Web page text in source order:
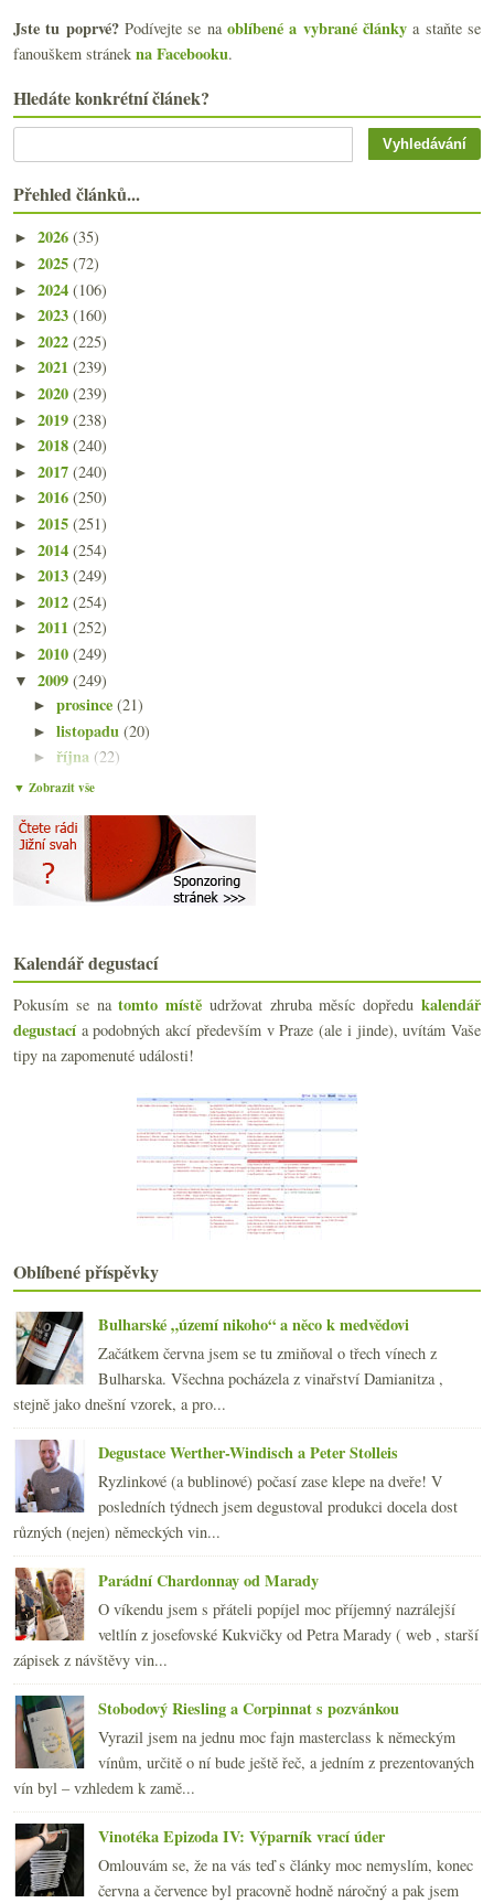
Jste tu poprvé?Podívejte se naoblíbené a vybrané články a staňte se
fanouškem stránek na Facebooku.
Hledáte konkrétní článek?
Přehled článků...
► 2026 (35)
► 2025 (72)
► 2024 (106)
► 2023 (160)
► 2022 (225)
► 2021 (239)
► 2020 (239)
► 2019 (238)
► 2018 (240)
► 2017 (240)
► 2016 (250)
► 2015 (251)
► 2014 (254)
► 2013 (249)
► 2012 (254)
► 2011 (252)
► 2010 (249)
▼ 2009 (249)
►prosince(21)
►listopadu(20)
►října (22)
►září(21)
►července
► června (22)
► května (20)
Aromizace v růžovém
Oslaďte si život, děti!
Tak to teda smíchejte…
Zlevní nám Morava? Ano, šéfe!
Rozluštění hádanky a něco málo výpočtů
Když kulminoval okus srnčí
Výsledky ankety „Píšete si degustační poznámky?“
VOC u nás i na Slovensku
Perfektní růžové před chorobou a hromada ovcí
Malá středeční cenová hádanka
Dozrál čas pro suchý Ryzlink
Povedené, tvrdé, dobré, poněkud nudné…
Bossové obchodu s vínem – The Firm
Stěhování s Barberou
Česká vína ve Slaném a bingo z vad
Ano, šéfe! Mrknu se i příště
Výsledky ankety „Krize? Měníte vinné návyky?“
Kamínky příjemné jižní Francie
3 odrůdy x 3 země původu ve slepé ochutnávce
Ryzlink a ryzlinkoveltlín
„To“ víno ve zkoušce deseti lety
►února(20)
►ledna(20)
►2008(270)
►2007(108)
▼ Zobrazit vše
Kalendář degustací
Pokusím se natomto místě udržovat zhruba měsíc dopředukalendář
degustacía podobných akcí především v Praze (ale i jinde), uvítám Vaše
tipy na zapomenuté události!
Oblíbené příspěvky
Bulharské „území nikoho“ a něco k medvědovi
Začátkem června jsem se tu zmiňoval o třech vínech z
Bulharska. Všechna pocházela z vinařství Damianitza ,
stejně jako dnešní vzorek, a pro...
Degustace Werther-Windisch a Peter Stolleis
Ryzlinkové (a bublinové) počasí zase klepe na dveře! V
posledních týdnech jsem degustoval produkci docela dost
různých (nejen) německých vin...
Parádní Chardonnay od Marady
O víkendu jsem s přáteli popíjel moc příjemný nazrálejší
veltlín z josefovské Kukvičky od Petra Marady ( web , starší
zápisek z návštěvy vin...
Stobodový Riesling a Corpinnat s pozvánkou
Vyrazil jsem na jednu moc fajn masterclass k německým
vínům, určitě o ní bude ještě řeč, a jedním z prezentovaných
vín byl – vzhledem k zamě...
Vinotéka Epizoda IV: Výparník vrací úder
Omlouvám se, že na vás teď s články moc nemyslím, konec
června a července byl pracovně hodně náročný a pak jsem